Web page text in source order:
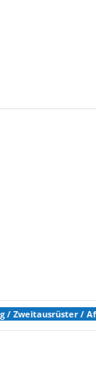
/ Zweitausrüster /